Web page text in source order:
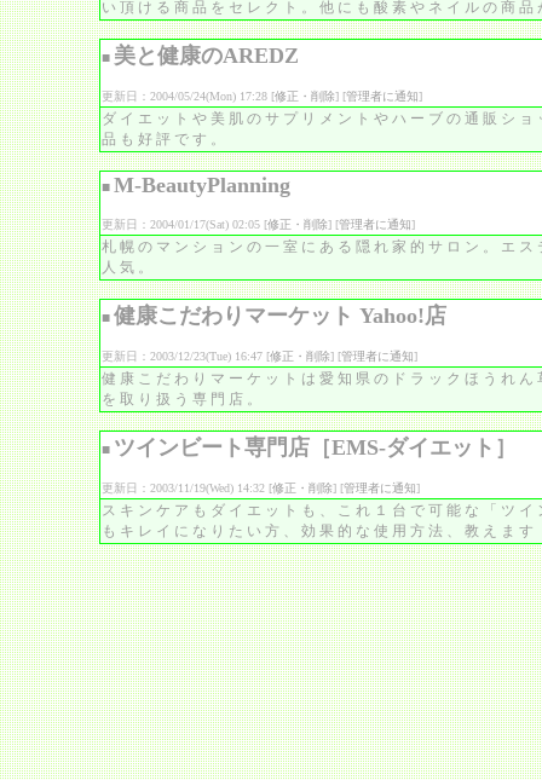
い頂ける商品をセレクト。他にも酸素やネイルの商
■ 美と健康のAREDZ
更新日：2004/05/24(Mon) 17:28 [修正・削除] [管理者に通知]
ダイエットや美肌のサプリメントやハーブの通販シ
品も好評です。
■ M-BeautyPlanning
更新日：2004/01/17(Sat) 02:05 [修正・削除] [管理者に通知]
札幌のマンションの一室にある隠れ家的サロン。エ
人気。
■ 健康こだわりマーケット Yahoo!店
更新日：2003/12/23(Tue) 16:47 [修正・削除] [管理者に通知]
健康こだわりマーケットは愛知県のドラックほうれ
を取り扱う専門店。
■ ツインビート専門店［EMS-ダイエット］
更新日：2003/11/19(Wed) 14:32 [修正・削除] [管理者に通知]
スキンケアもダイエットも、これ１台で可能な「ツ
もキレイになりたい方、効果的な使用方法、教えます